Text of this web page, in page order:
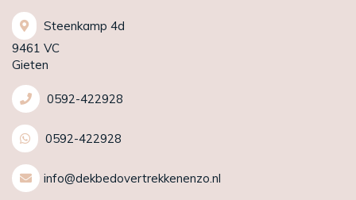
Steenkamp 4d
9461 VC
Gieten
0592-422928
0592-422928
info@dekbedovertrekkenenzo.nl